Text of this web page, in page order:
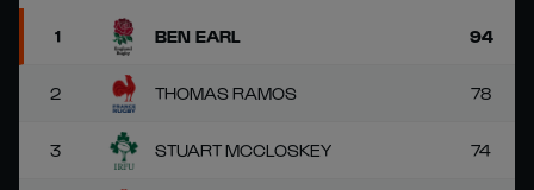
1 BEN EARL 94
2 THOMAS RAMOS 78
3 STUART MCCLOSKEY 74